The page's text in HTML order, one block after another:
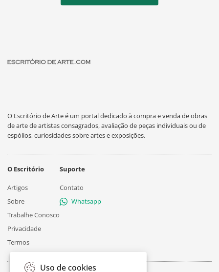
O Escritório de Arte é um portal dedicado à compra e venda de obras
de arte de artistas consagrados, avaliação de peças individuais ou de
espólios, curiosidades sobre artes e exposições.
O Escritório
Artigos
Sobre
Trabalhe Conosco
Privacidade
Termos
Suporte
Contato
Whatsapp
Uso de cookies